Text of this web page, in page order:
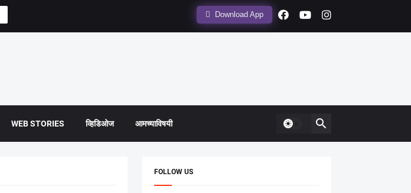
Download App
WEB STORIES व्हिडिओज आमच्याविषयी
FOLLOW US